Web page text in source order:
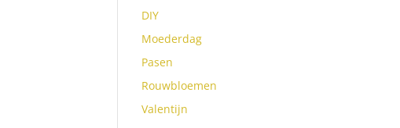
DIY
Moederdag
Pasen
Rouwbloemen
Valentijn